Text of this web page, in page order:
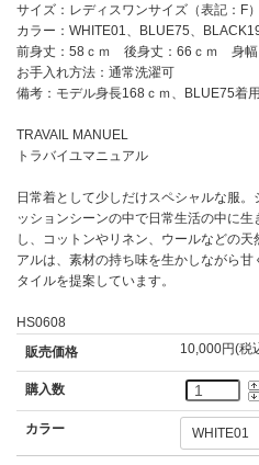
サイズ：レディスワンサイズ（表記：F）
カラー：WHITE01、BLUE75、
前身丈：58ｃｍ 後身丈：66ｃｍ 身
お手入れ方法：通常洗濯可
備考：モデル身長168ｃｍ、BLUE75着用
TRAVAIL MANUEL
トラバイユマニュアル
日常着として少しだけスペシャルな服
ッションシーンの中で日常生活の中に
し、コットンやリネン、ウールなどの
アルは、素材の持ち味を生かしながら
タイルを提案しています。
HS0608
販売価格
10,000円(税
購入数
カラー